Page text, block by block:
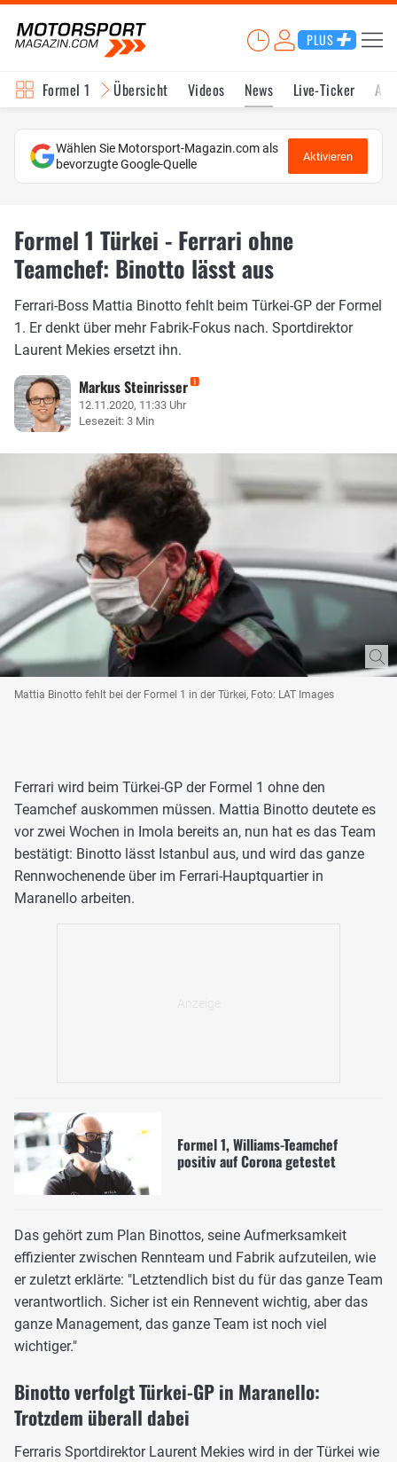
PLUS
Formel 1 Übersicht Videos News Live-Ticker
Wählen Sie Motorsport-Magazin.com als
bevorzugte Google-Quelle
Aktivieren
Formel 1 Türkei - Ferrari ohne
Teamchef: Binotto lässt aus
Ferrari-Boss Mattia Binotto fehlt beim Türkei-GP der Formel
1. Er denkt über mehr Fabrik-Fokus nach. Sportdirektor
Laurent Mekies ersetzt ihn.
Markus Steinrisser
12.11.2020, 11:33 Uhr
Lesezeit: 3 Min
Mattia Binotto fehlt bei der Formel 1 in der Türkei, Foto: LAT Images
Ferrari wird beim Türkei-GP der Formel 1 ohne den
Teamchef auskommen müssen. Mattia Binotto deutete es
vor zwei Wochen in Imola bereits an, nun hat es das Team
bestätigt: Binotto lässt Istanbul aus, und wird das ganze
Rennwochenende über im Ferrari-Hauptquartier in
Maranello arbeiten.
Formel 1, Williams-Teamchef
positiv auf Corona getestet
Das gehört zum Plan Binottos, seine Aufmerksamkeit
effizienter zwischen Rennteam und Fabrik aufzuteilen, wie
er zuletzt erklärte: "Letztendlich bist du für das ganze Team
verantwortlich. Sicher ist ein Rennevent wichtig, aber das
ganze Management, das ganze Team ist noch viel
wichtiger."
Binotto verfolgt Türkei-GP in Maranello:
Trotzdem überall dabei
Ferraris Sportdirektor Laurent Mekies wird in der Türkei wie